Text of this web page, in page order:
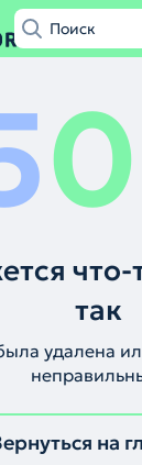
0
так
удалена
на